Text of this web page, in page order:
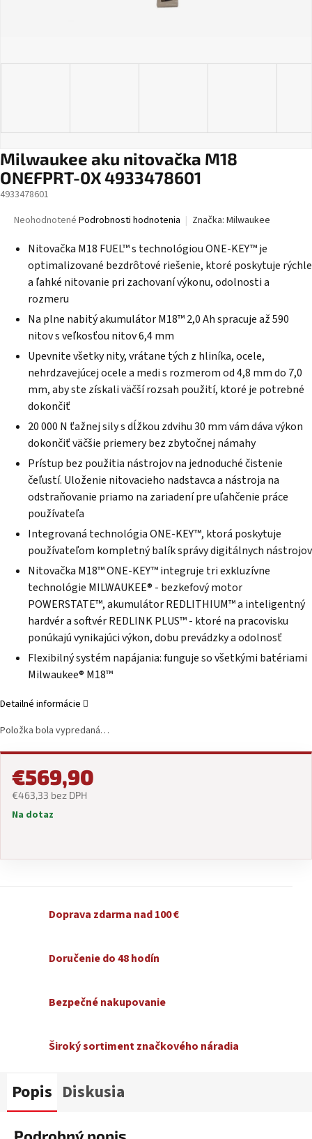
Milwaukee aku nitovačka M18
ONEFPRT-0X 4933478601
4933478601
Priemerné
produktu
hviezdičiek.
Neohodnotené Podrobnosti hodnotenia Značka: Milwaukee
Nitovačka M18 FUEL™ s technológiou ONE-KEY™ je
optimalizované bezdrôtové riešenie, ktoré poskytuje rýchle
a ľahké nitovanie pri zachovaní výkonu, odolnosti a
rozmeru
Na plne nabitý akumulátor M18™ 2,0 Ah spracuje až 590
nitov s veľkosťou nitov 6,4 mm
Upevnite všetky nity, vrátane tých z hliníka, ocele,
nehrdzavejúcej ocele a medi s rozmerom od 4,8 mm do 7,0
mm, aby ste získali väčší rozsah použití, ktoré je potrebné
dokončiť
20 000 N ťažnej sily s dĺžkou zdvihu 30 mm vám dáva výkon
dokončiť väčšie priemery bez zbytočnej námahy
Prístup bez použitia nástrojov na jednoduché čistenie
čeľustí. Uloženie nitovacieho nadstavca a nástroja na
odstraňovanie priamo na zariadení pre uľahčenie práce
používateľa
Integrovaná technológia ONE-KEY™, ktorá poskytuje
používateľom kompletný balík správy digitálnych nástrojov
Nitovačka M18™ ONE-KEY™ integruje tri exkluzívne
technológie MILWAUKEE® - bezkefový motor
POWERSTATE™, akumulátor REDLITHIUM™ a inteligentný
hardvér a softvér REDLINK PLUS™ - ktoré na pracovisku
ponúkajú vynikajúci výkon, dobu prevádzky a odolnosť
Flexibilný systém napájania: funguje so všetkými batériami
Milwaukee® M18™
Detailné informácie
Položka bola vypredaná…
€569,90
€463,33 bez DPH
Jednotková
Na dotaz
Doprava zdarma nad 100 €
Doručenie do 48 hodín
Bezpečné nakupovanie
Široký sortiment značkového náradia
Popis Diskusia